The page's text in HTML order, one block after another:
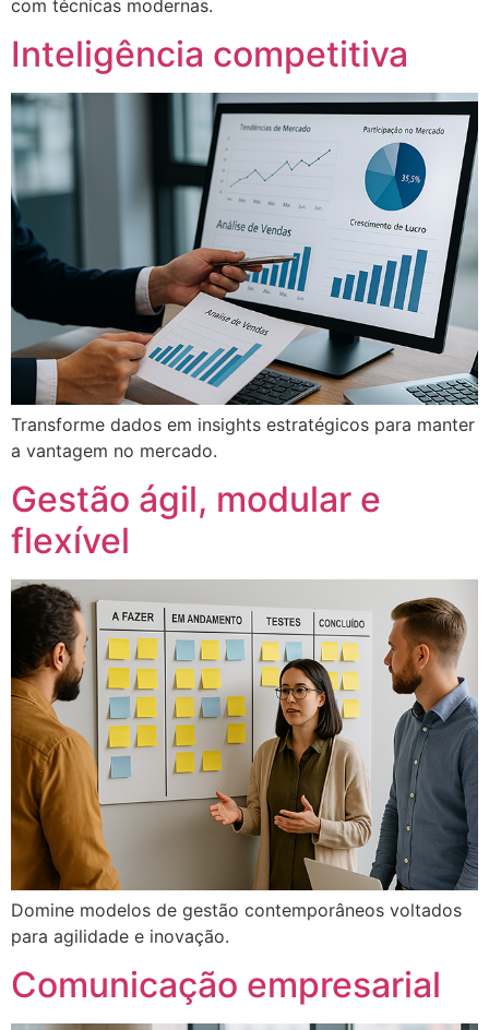
com técnicas modernas.
Inteligência competitiva
Transforme dados em insights estratégicos para manter
a vantagem no mercado.
Gestão ágil, modular e
flexível
Domine modelos de gestão contemporâneos voltados
para agilidade e inovação.
Comunicação empresarial